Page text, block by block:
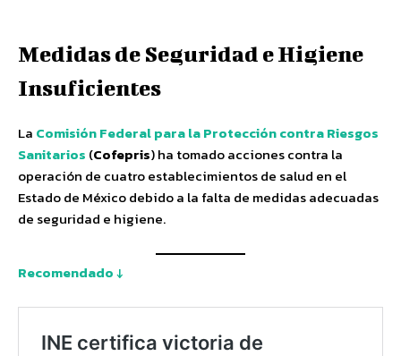
Medidas de Seguridad e Higiene
Insuficientes
La Comisión Federal para la Protección contra Riesgos
Sanitarios (Cofepris) ha tomado acciones contra la
operación de cuatro establecimientos de salud en el
Estado de México debido a la falta de medidas adecuadas
de seguridad e higiene.
Recomendado ↓